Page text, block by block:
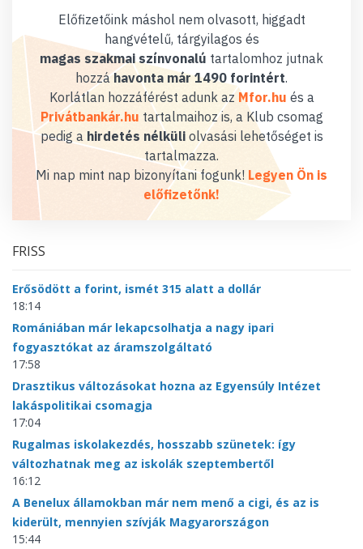
Előfizetőink máshol nem olvasott, higgadt
hangvételű, tárgyilagos és
magas szakmai színvonalú tartalomhoz jutnak
hozzáhavonta már 1490 forintért.
Korlátlan hozzáférést adunk az Mfor.hu és a
Privátbankár.hu tartalmaihoz is, a Klub csomag
pedig a hirdetés nélküliolvasási lehetőséget is
tartalmazza.
Mi nap mint nap bizonyítani fogunk! Legyen Ön is
előfizetőnk!
FRISS
Erősödött a forint, ismét 315 alatt a dollár
18:14
Romániában már lekapcsolhatja a nagy ipari
fogyasztókat az áramszolgáltató
17:58
Drasztikus változásokat hozna az Egyensúly Intézet
lakáspolitikai csomagja
17:04
Rugalmas iskolakezdés, hosszabb szünetek: így
változhatnak meg az iskolák szeptembertől
16:12
A Benelux államokban már nem menő a cigi, és az is
kiderült, mennyien szívják Magyarországon
15:44